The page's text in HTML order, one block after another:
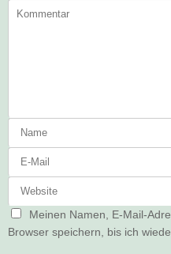
Meinen Namen, E-Mail-
Browser speichern, bis ich